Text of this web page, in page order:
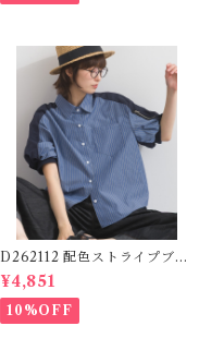
D262112 配色ストライプブラ
ウス / Color Block Stripe R
elaxed Blouse 【re-stock】
¥4,851
10%OFF